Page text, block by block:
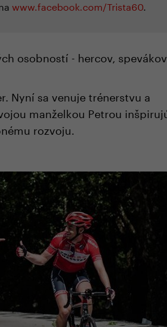
www.facebook.com/Trista60.
osobností - hercov,
Nyní sa venuje trénerstvu a
manželkou Petrou
rozvoju.